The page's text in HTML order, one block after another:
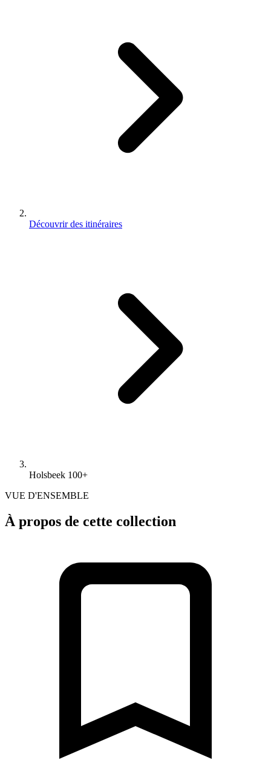
Découvrir des itinéraires
Holsbeek 100+
VUE D'ENSEMBLE
À propos de cette collection